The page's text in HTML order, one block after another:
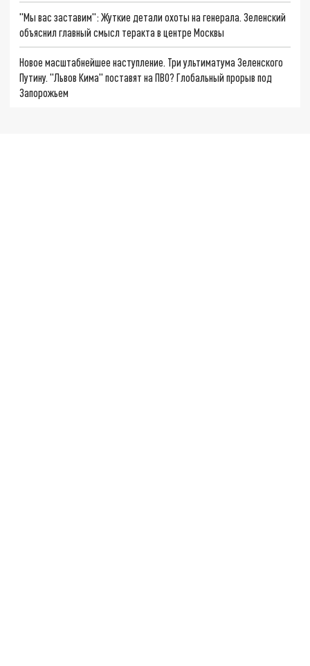
"Мы вас заставим": Жуткие детали охоты на генерала. Зеленский
объяснил главный смысл теракта в центре Москвы
Новое масштабнейшее наступление. Три ультиматума Зеленского
Путину. "Львов Кима" поставят на ПВО? Глобальный прорыв под
Запорожьем